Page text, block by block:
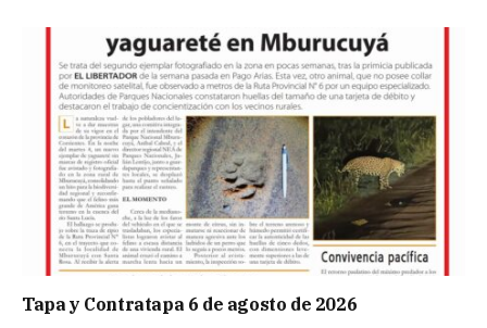
Tapa y Contratapa 6 de agosto de 2026